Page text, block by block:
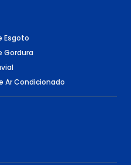
Esgoto
Gordura
Ar Condicionado